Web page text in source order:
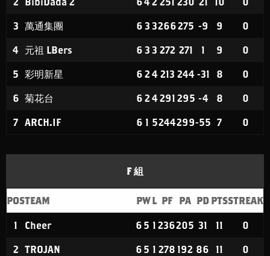
3 萬通集團 6 3 3266275 -9 9 0
4 元祖 LBers 6 3 3 272 271 1 9 0
5 彩明新星 6 24 213 244 -31 8 0
6 菊花台 6 24291 295 -4 8 0
7 ARCH.IF 6 1 5244299-55 7 0
F 組
POSTEAM PWL PF PA PD PTSSTREAK
1 Cheer 6 5 1 236205 31 11 0
2 TROJAN 6 5 1 278 192 86 11 0